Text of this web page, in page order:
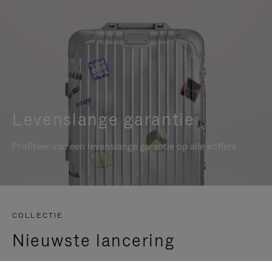
Levenslange garantie
Profiteer van een levenslange garantie op alle koffers
COLLECTIE
Nieuwste lancering